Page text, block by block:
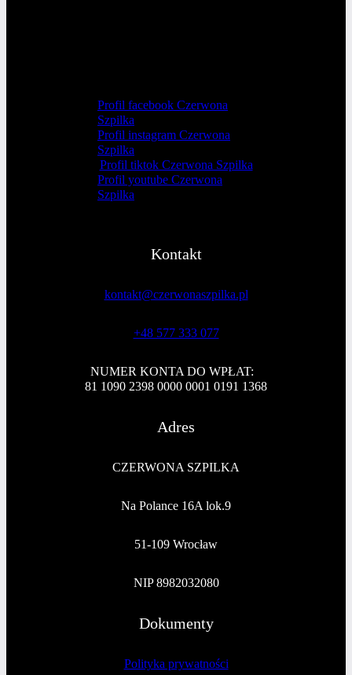
Profil facebook Czerwona
Szpilka
Profil instagram Czerwona
Szpilka
Profil tiktok Czerwona Szpilka
Profil youtube Czerwona
Szpilka
Kontakt
kontakt@czerwonaszpilka.pl
+48 577 333 077
NUMER KONTA DO WPŁAT:
81 1090 2398 0000 0001 0191 1368
Adres
CZERWONA SZPILKA
Na Polance 16A lok.9
51-109 Wrocław
NIP 8982032080
Dokumenty
Polityka prywatności